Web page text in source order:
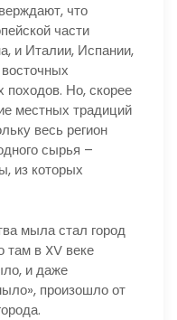
что
части
и Италии, Испании,
походов. Но, скорее
местных традиций
весь регион
сырья –
из которых
мыла стал город
там в XV веке
и даже
произошло от